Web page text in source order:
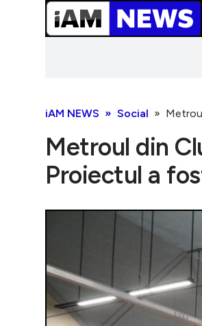
iAM NEWS Social
Metroul din
Proiectul a